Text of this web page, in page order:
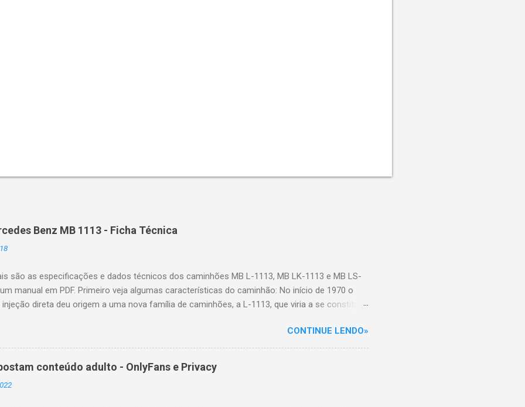
Benz MB 1113 - Ficha Técnica
são as especificações e dados técnicos dos caminhões MB L-1113, MB LK-1113 e MB LS-
manual em PDF. Primeiro veja algumas características do caminhão: No início de 1970 o
direta deu origem a uma nova família de caminhões, a L-1113, que viria a se constituir
ser fabricada. Numa sequência ininterrupta, foram a seguir lançados outros quatro modelos
(sempre nas versões L, LK e LS). O que significa o L, LK e LS? L = caminhão toco ou truck;
basculante; LS = caminhão trator. Especificações do MB L-1113, MB LK-1113 e MB LS-
do motor diesel : om352 Cilindrada : 5675 cmᶟ Tipo de Injeção: direta 6 cilindros em linha
37 mkgf a 2000 rotações por minuto Potência máxima: 130 cavalos a 2800 rpm
CONTINUE LENDO»
conteúdo adulto - OnlyFans e Privacy